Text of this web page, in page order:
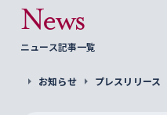
News
ニュース記事一覧
お知らせ プレスリリース